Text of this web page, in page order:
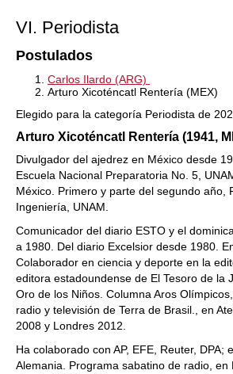
VI. Periodista
Postulados
Carlos Ilardo (ARG)
Arturo Xicoténcatl Rentería (MEX)
Elegido para la categoría Periodista de
Arturo Xicoténcatl Rentería (1941,
Divulgador del ajedrez en México desde
Escuela Nacional Preparatoria No. 5,
México. Primero y parte del segundo año,
Ingeniería, UNAM.
Comunicador del diario ESTO y el
a 1980. Del diario Excelsior desde 1980.
Colaborador en ciencia y deporte en la
editora estadoundense de El Tesoro de la
Oro de los Niños. Columna Aros
radio y televisión de Terra de Brasil., en
2008 y Londres 2012.
Ha colaborado con AP, EFE, Reuter, DPA;
Alemania. Programa sabatino de radio, en